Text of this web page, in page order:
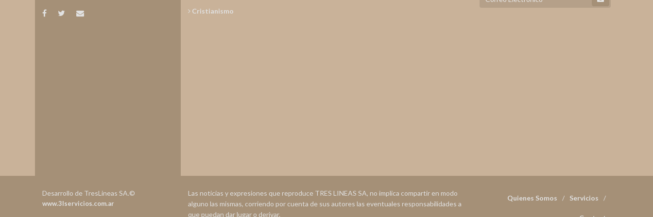
Cristianismo
Quienes Somos Servicios
Las noticias y expresiones que reproduce TRES LINEAS SA, no implica compartir en modo
alguno las mismas, corriendo por cuenta de sus autores las eventuales responsabilidades a
que puedan dar lugar o derivar.
Desarrollo de TresLineas SA.©
www.3lservicios.com.ar